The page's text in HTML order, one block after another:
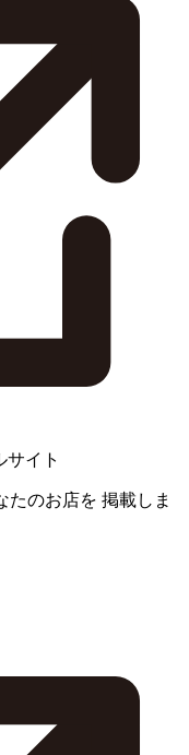
サイト
たのお店を 掲載しま